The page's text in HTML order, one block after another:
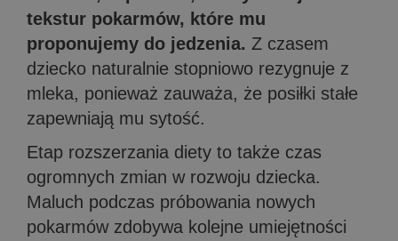
tekstur pokarmów, które mu
proponujemy do jedzenia. Z czasem
dziecko naturalnie stopniowo rezygnuje z
mleka, ponieważ zauważa, że posiłki stałe
zapewniają mu sytość.
Etap rozszerzania diety to także czas
ogromnych zmian w rozwoju dziecka.
Maluch podczas próbowania nowych
pokarmów zdobywa kolejne umiejętności